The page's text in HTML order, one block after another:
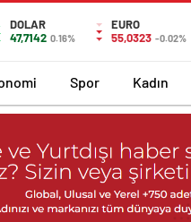
DOLAR
47,7142 0.16%
EURO
55,0323 -0.02%
Spor Kadın